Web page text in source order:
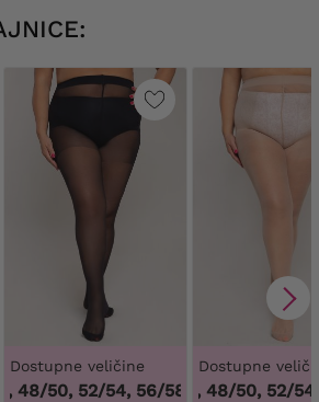
62,44/46, 48/50, 52/54, 56/58,
Dostupne veličine
50, 52/54, 56/58, 60/62,44/46,
Dostupne
44/46, 48/50, 52/54,